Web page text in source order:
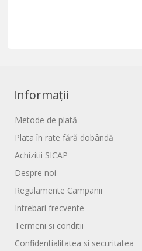
Informații
Metode de plată
Plata în rate fără dobândă
Achizitii SICAP
Despre noi
Regulamente Campanii
Intrebari frecvente
Termeni si conditii
Confidentialitatea si securitatea